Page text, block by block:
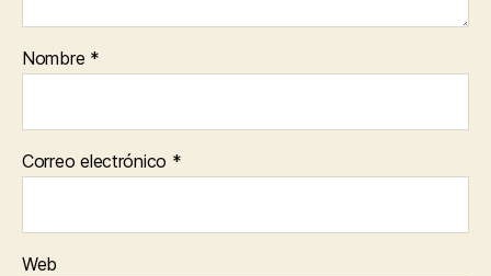
Nombre *
Correo electrónico *
Web